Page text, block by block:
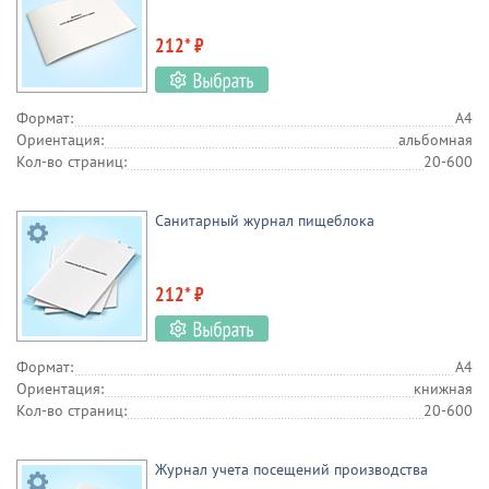
212* ₽
Формат:
А4
Ориентация:
альбомная
Кол-во страниц:
20-600
Санитарный журнал пищеблока
212* ₽
Формат:
А4
Ориентация:
книжная
Кол-во страниц:
20-600
Журнал учета посещений производства